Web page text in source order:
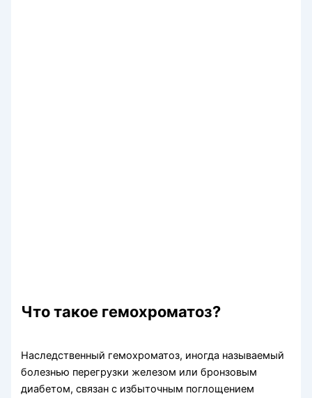
Что такое гемохроматоз?
Наследственный гемохроматоз, иногда называемый
болезнью перегрузки железом или бронзовым
диабетом, связан с избыточным поглощением